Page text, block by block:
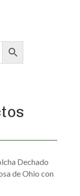
Dechado
de Ohio con